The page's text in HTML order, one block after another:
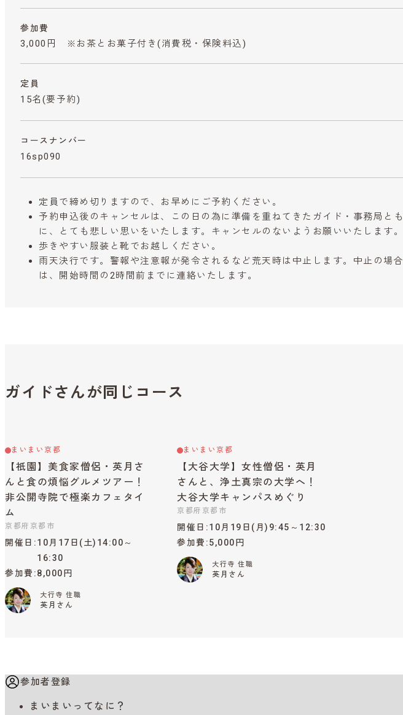
参加費
3,000円 ※お茶とお菓子付き (消費税・保険料込)
定員
15名(要予約)
コースナンバー
16sp090
定員で締め切りますので、お早めにご予約ください。
予約申込後のキャンセルは、この日の為に準備を重ねてきたガイド・事務局とも
に、とても悲しい思いをいたします。キャンセルのないようお願いいたします。
歩きやすい服装と靴でお越しください。
雨天決行です。警報や注意報が発令されるなど荒天時は中止します。中止の場合
は、開始時間の2時間前までに連絡いたします。
ガイドさんが同じコース
まいまい京都
【祇園】美食家僧侶・英月さ
んと食の煩悩グルメツアー！
非公開寺院で極楽カフェタイ
ム
京都府京都市
開催日
10月17日(土)14:00～
16:30
参加費 8,000円
大行寺 住職
英月さん
まいまい京都
【大谷大学】女性僧侶・英月
さんと、浄土真宗の大学へ！
大谷大学キャンパスめぐり
京都府京都市
開催日
10月19日(月)9:45～12:30
参加費 5,000円
大行寺 住職
英月さん
参加者登録
まいまいってなに？